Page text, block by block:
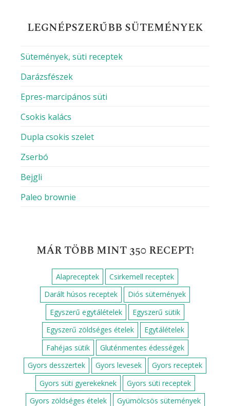
LEGNÉPSZERŰBB SÜTEMÉNYEK
Sütemények, süti receptek
Darázsfészek
Epres-marcipános süti
Csokis kalács
Dupla csokis szelet
Zserbó
Bejgli
Paleo brownie
MÁR TÖBB MINT 350 RECEPT!
Alapreceptek
Csirkemell receptek
Darált húsos receptek
Diós sütemények
Egyszerű egytálételek
Egyszerű sütik
Egyszerű zöldséges ételek
Egytálételek
Fahéjas sütik
Gluténmentes édességek
Gyors desszertek
Gyors levesek
Gyors receptek
Gyors süti gyerekeknek
Gyors süti receptek
Gyors zöldséges ételek
Gyümölcsös sütemények